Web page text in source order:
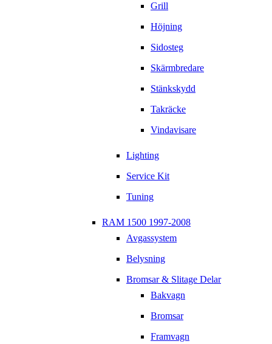
Grill
Höjning
Sidosteg
Skärmbredare
Stänkskydd
Takräcke
Vindavisare
Lighting
Service Kit
Tuning
RAM 1500 1997-2008
Avgassystem
Belysning
Bromsar & Slitage Delar
Bakvagn
Bromsar
Framvagn